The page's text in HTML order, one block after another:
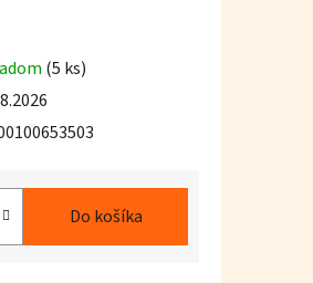
(5 ks)
Do košíka